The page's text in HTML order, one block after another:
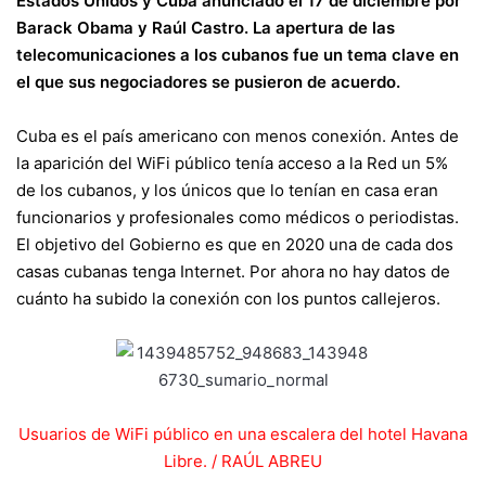
Barack Obama y Raúl Castro. La apertura de las
telecomunicaciones a los cubanos fue un tema clave en
el que sus negociadores se pusieron de acuerdo.
Cuba es el país americano con menos conexión. Antes de
la aparición del WiFi público tenía acceso a la Red un 5%
de los cubanos, y los únicos que lo tenían en casa eran
funcionarios y profesionales como médicos o periodistas.
El objetivo del Gobierno es que en 2020 una de cada dos
casas cubanas tenga Internet. Por ahora no hay datos de
cuánto ha subido la conexión con los puntos callejeros.
Usuarios de WiFi público en una escalera del hotel Havana
Libre. / RAÚL ABREU